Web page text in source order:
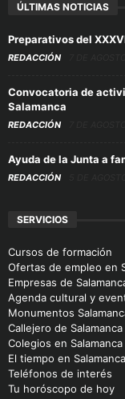
ÚLTIMAS NOTICIAS
Preparativos del
REDACCIÓN
Convocatoria de
Salamanca
REDACCIÓN
Ayuda de la Junta a
REDACCIÓN
SERVICIOS
Cursos de formación
Ofertas de empleo en
Empresas de
Agenda cultural y
Monumentos
Callejero de Salamanca
Colegios en Salamanca
El tiempo en Salamanca
Teléfonos de interés
Tu horóscopo de hoy